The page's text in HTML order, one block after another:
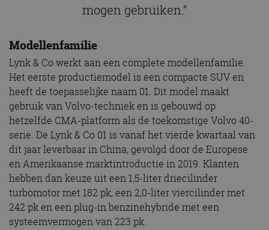
mogen gebruiken.”
Modellenfamilie
Lynk & Co werkt aan een complete modellenfamilie.
Het eerste productiemodel is een compacte SUV en
heeft de toepasselijke naam 01. Dit model maakt
gebruik van Volvo-techniek en is gebouwd op
hetzelfde CMA-platform als de toekomstige Volvo 40-
serie. De Lynk & Co 01 is vanaf het vierde kwartaal van
dit jaar leverbaar in China, gevolgd door de Europese
en Amerikaanse marktintroductie in 2019. Klanten
hebben dan keuze uit een 1,5-liter driecilinder
turbomotor met 182 pk, een 2,0-liter viercilinder met
242 pk en een plug-in benzinehybride met een
systeemvermogen van 223 pk.